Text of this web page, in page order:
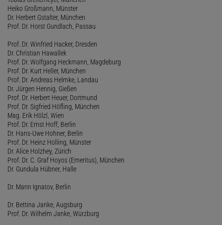
Heiko Großmann, Münster
Dr. Herbert Gstalter, München
Prof. Dr. Horst Gundlach, Passau
Prof. Dr. Winfried Hacker, Dresden
Dr. Christian Hawallek
Prof. Dr. Wolfgang Heckmann, Magdeburg
Prof. Dr. Kurt Heller, München
Prof. Dr. Andreas Helmke, Landau
Dr. Jürgen Hennig, Gießen
Prof. Dr. Herbert Heuer, Dortmund
Prof. Dr. Sigfried Höfling, München
Mag. Erik Hölzl, Wien
Prof. Dr. Ernst Hoff, Berlin
Dr. Hans-Uwe Hohner, Berlin
Prof. Dr. Heinz Holling, Münster
Dr. Alice Holzhey, Zürich
Prof. Dr. C. Graf Hoyos (Emeritus), München
Dr. Gundula Hübner, Halle
Dr. Marin Ignatov, Berlin
Dr. Bettina Janke, Augsburg
Prof. Dr. Wilhelm Janke, Würzburg